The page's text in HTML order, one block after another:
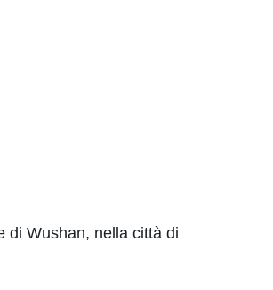
di Wushan, nella città di